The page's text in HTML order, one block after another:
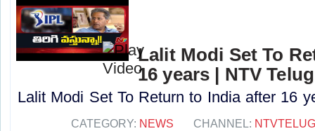
Lalit Modi Set To
16 years | NTV
Lalit Modi Set To Return to India after 16
CATEGORY: NEWS CHANNEL: